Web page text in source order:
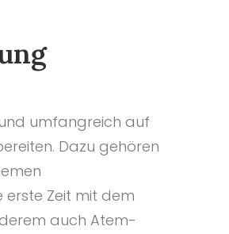
umfangreich auf
Dazu gehören
Zeit mit dem
auch Atem-